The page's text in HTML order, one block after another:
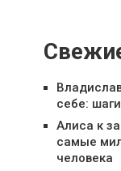
себе:
Алиса к
самые
человека